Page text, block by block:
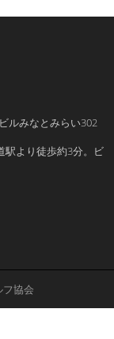
ルみなとみらい302
駅より徒歩約3分。ビ
協会